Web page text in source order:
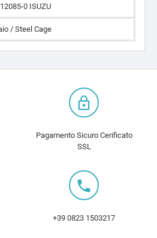
0 ISUZU
/ Steel Cage
lock_outline
Pagamento Sicuro Cerificato
SSL
local_phone
+39 0823 1503217